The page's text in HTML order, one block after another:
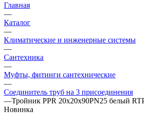
Главная
—
Каталог
—
Климатические и инженерные системы
—
Сантехника
—
Муфты, фитинги сантехнические
—
Соединитель труб на 3 присоединения
—Тройник PPR 20х20х90PN25 белый
Новинка